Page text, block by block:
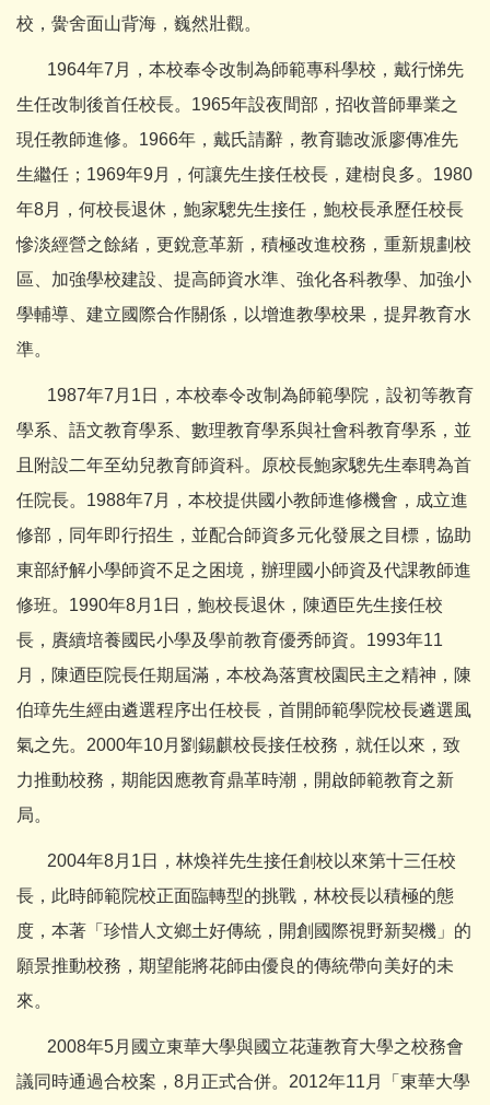
校，黌舍面山背海，巍然壯觀。
1964年7月，本校奉令改制為師範專科學校，戴行悌先
生任改制後首任校長。1965年設夜間部，招收普師畢業之
現任教師進修。1966年，戴氏請辭，教育聽改派廖傳准先
生繼任；1969年9月，何讓先生接任校長，建樹良多。1980
年8月，何校長退休，鮑家驄先生接任，鮑校長承歷任校長
慘淡經營之餘緒，更銳意革新，積極改進校務，重新規劃校
區、加強學校建設、提高師資水準、強化各科教學、加強小
學輔導、建立國際合作關係，以增進教學校果，提昇教育水
準。
1987年7月1日，本校奉令改制為師範學院，設初等教育
學系、語文教育學系、數理教育學系與社會科教育學系，並
且附設二年至幼兒教育師資科。原校長鮑家驄先生奉聘為首
任院長。1988年7月，本校提供國小教師進修機會，成立進
修部，同年即行招生，並配合師資多元化發展之目標，協助
東部紓解小學師資不足之困境，辦理國小師資及代課教師進
修班。1990年8月1日，鮑校長退休，陳迺臣先生接任校
長，賡續培養國民小學及學前教育優秀師資。1993年11
月，陳迺臣院長任期屆滿，本校為落實校園民主之精神，陳
伯璋先生經由遴選程序出任校長，首開師範學院校長遴選風
氣之先。2000年10月劉錫麒校長接任校務，就任以來，致
力推動校務，期能因應教育鼎革時潮，開啟師範教育之新
局。
2004年8月1日，林煥祥先生接任創校以來第十三任校
長，此時師範院校正面臨轉型的挑戰，林校長以積極的態
度，本著「珍惜人文鄉土好傳統，開創國際視野新契機」的
願景推動校務，期望能將花師由優良的傳統帶向美好的未
來。
2008年5月國立東華大學與國立花蓮教育大學之校務會
議同時通過合校案，8月正式合併。2012年11月「東華大學